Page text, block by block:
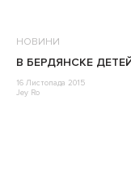
НОВИНИ
В БЕРДЯНСКЕ
16 Листопада 2015
Jey Ro